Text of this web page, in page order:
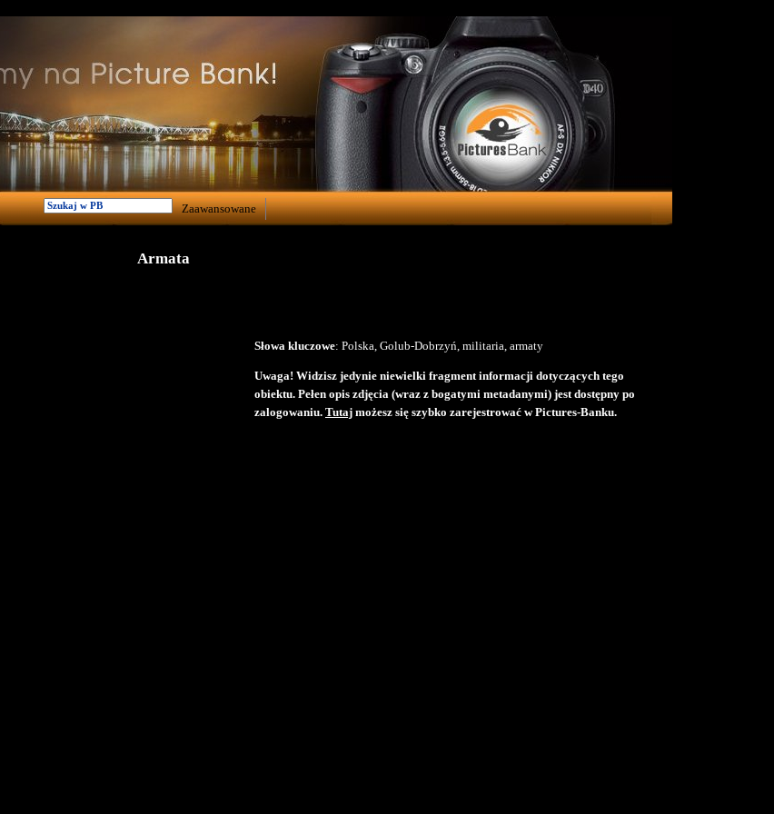
Zaawansowane
Armata
Słowa kluczowe: Polska, Golub-Dobrzyń, militaria, armaty
Uwaga! Widzisz jedynie niewielki fragment informacji dotyczących tego
obiektu. Pełen opis zdjęcia (wraz z bogatymi metadanymi) jest dostępny po
zalogowaniu. Tutaj możesz się szybko zarejestrować w Pictures-Banku.